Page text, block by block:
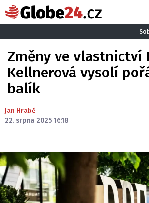
Změny ve vlastnictví
Kellnerová vysolí
balík
Jan Hrabě
22. srpna 2025 16:18